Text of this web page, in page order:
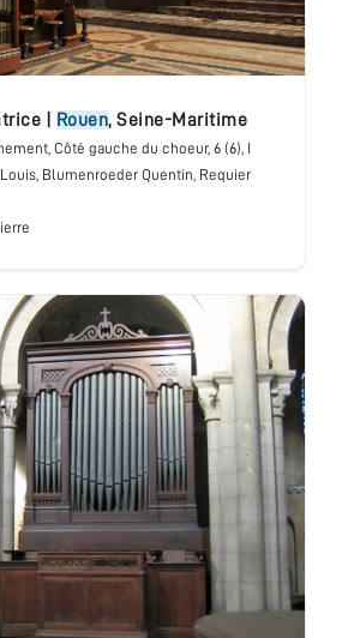
Rouen, Seine-Maritime
, Côté gauche du choeur, 6 (6), I
Blumenroeder Quentin, Requier